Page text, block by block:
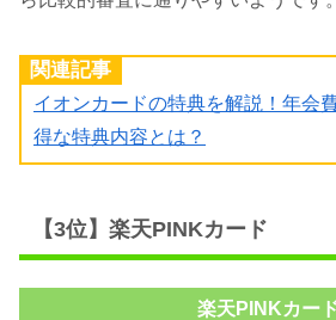
関連記事
イオンカードの特典を解説！年会
得な特典内容とは？
【3位】楽天PINKカード
楽天PINKカー